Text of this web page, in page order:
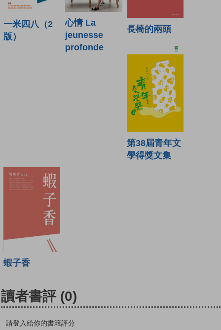
一米四八（2
版）
心情 La
jeunesse
profonde
長椅的兩頭
第38屆青年文
學得獎文集
蝦子香
讀者書評 (0)
請登入給你的書籍評分